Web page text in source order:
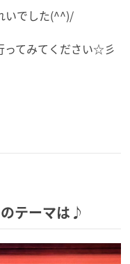
いでした(^^)/
ってみてください☆彡
テーマは♪